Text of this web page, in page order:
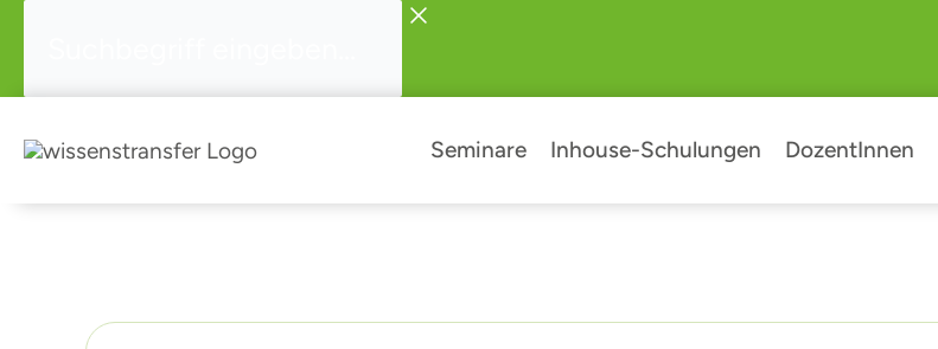
springen
Seminare Inhouse-Schulungen DozentInnen